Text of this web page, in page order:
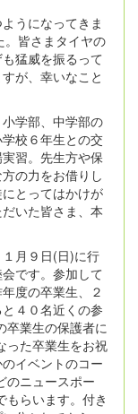
うになってきま
皆さまタイヤの
猛威を振るって
が、幸いなこと
学部、中学部の
校６年生との交
習。先生方や保
の力をお借りし
とってはかけが
いた皆さま、本
月９日(日)に行
です。参加して
度の卒業生、２
４０名近くの参
卒業生の保護者に
った卒業生をお祝
イベントのコー
のニュースポー
もらいます。付き